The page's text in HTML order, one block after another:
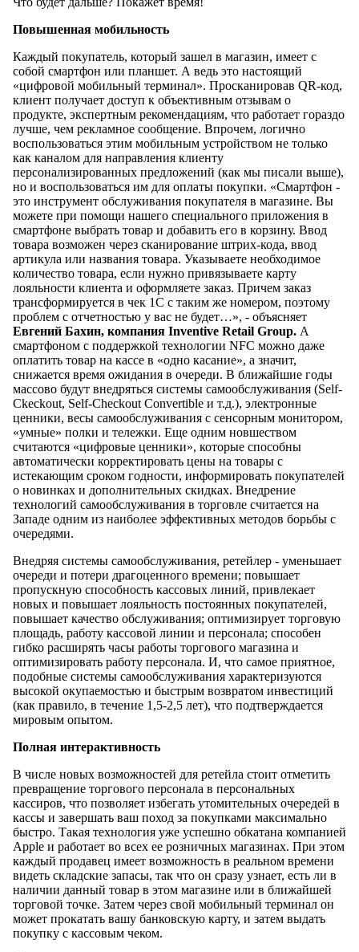
Повышенная мобильность
Каждый покупатель, который зашел в магазин, имеет с
собой смартфон или планшет. А ведь это настоящий
«цифровой мобильный терминал». Просканировав QR-код,
клиент получает доступ к объективным отзывам о
продукте, экспертным рекомендациям, что работает гораздо
лучше, чем рекламное сообщение. Впрочем, логично
воспользоваться этим мобильным устройством не только
как каналом для направления клиенту
персонализированных предложений (как мы писали выше),
но и воспользоваться им для оплаты покупки. «Смартфон -
это инструмент обслуживания покупателя в магазине. Вы
можете при помощи нашего специального приложения в
смартфоне выбрать товар и добавить его в корзину. Ввод
товара возможен через сканирование штрих-кода, ввод
артикула или названия товара. Указываете необходимое
количество товара, если нужно привязываете карту
лояльности клиента и оформляете заказ. Причем заказ
трансформируется в чек 1С с таким же номером, поэтому
проблем с отчетностью у вас не будет…», - объясняет
Евгений Бахин, компания Inventive Retail Group. А
смартфоном с поддержкой технологии NFC можно даже
оплатить товар на кассе в «одно касание», а значит,
снижается время ожидания в очереди. В ближайшие годы
массово будут внедряться системы самообслуживания (Self-
Ckeckout, Self-Checkout Convertible и т.д.), электронные
ценники, весы самообслуживания с сенсорным монитором,
«умные» полки и тележки. Еще одним новшеством
считаются «цифровые ценники», которые способны
автоматически корректировать цены на товары с
истекающим сроком годности, информировать покупателей
о новинках и дополнительных скидках. Внедрение
технологий самообслуживания в торговле считается на
Западе одним из наиболее эффективных методов борьбы с
очередями.
Внедряя системы самообслуживания, ретейлер - уменьшает
очереди и потери драгоценного времени; повышает
пропускную способность кассовых линий, привлекает
новых и повышает лояльность постоянных покупателей,
повышает качество обслуживания; оптимизирует торговую
площадь, работу кассовой линии и персонала; способен
гибко расширять часы работы торгового магазина и
оптимизировать работу персонала. И, что самое приятное,
подобные системы самообслуживания характеризуются
высокой окупаемостью и быстрым возвратом инвестиций
(как правило, в течение 1,5-2,5 лет), что подтверждается
мировым опытом.
Полная интерактивность
В числе новых возможностей для ретейла стоит отметить
превращение торгового персонала в персональных
кассиров, что позволяет избегать утомительных очередей в
кассы и завершать ваш поход за покупками максимально
быстро. Такая технология уже успешно обкатана компанией
Apple и работает во всех ее розничных магазинах. При этом
каждый продавец имеет возможность в реальном времени
видеть складские запасы, так что он сразу узнает, есть ли в
наличии данный товар в этом магазине или в ближайшей
торговой точке. Затем через свой мобильный терминал он
может прокатать вашу банковскую карту, и затем выдать
покупку с кассовым чеком.